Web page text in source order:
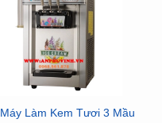
Máy Làm Kem Tươi 3 Mầu